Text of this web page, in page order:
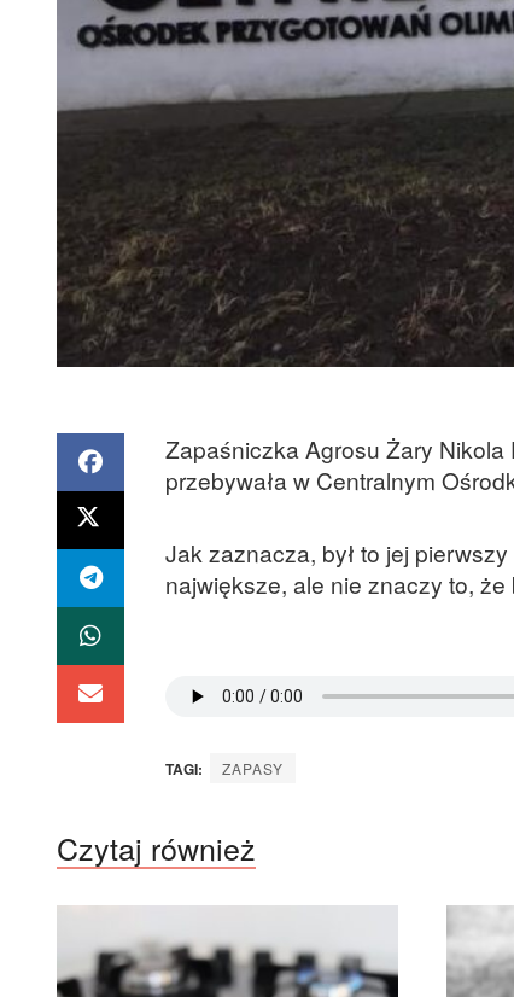
Zapaśniczka Agrosu Żary
przebywała w Centralnym
Jak zaznacza, był to jej
największe, ale nie znaczy to,
TAGI: ZAPASY
Czytaj również